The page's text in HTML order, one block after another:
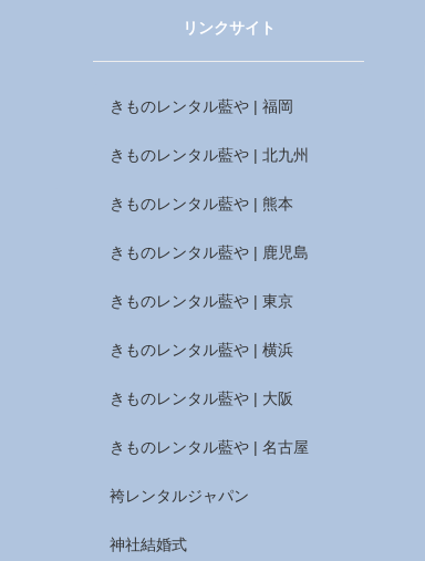
リンクサイト
きものレンタル藍や | 福岡
きものレンタル藍や | 北九州
きものレンタル藍や | 熊本
きものレンタル藍や | 鹿児島
きものレンタル藍や | 東京
きものレンタル藍や | 横浜
きものレンタル藍や | 大阪
きものレンタル藍や | 名古屋
袴レンタルジャパン
神社結婚式